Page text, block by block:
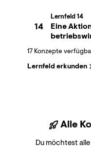
14
Lernfeld 14
Eine
17 Konzepte
Lernfeld erkunden
Alle
Du möchtest